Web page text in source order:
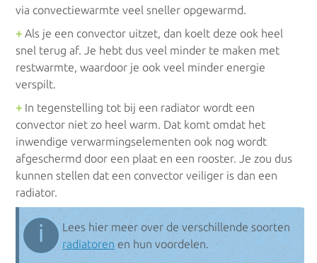
Elektrische doorstromers
Gasboilers
Elektrische boilers
Doorstroomboilers
Voorraadboilers
via convectiewarmte veel sneller opgewarmd.
+ Als je een convector uitzet, dan koelt deze ook heel
snel terug af. Je hebt dus veel minder te maken met
restwarmte, waardoor je ook veel minder energie
verspilt.
+ In tegenstelling tot bij een radiator wordt een
convector niet zo heel warm. Dat komt omdat het
inwendige verwarmingselementen ook nog wordt
afgeschermd door een plaat en een rooster. Je zou dus
kunnen stellen dat een convector veiliger is dan een
radiator.
ℹ
Lees hier meer over de verschillende soorten
radiatorenen hun voordelen.